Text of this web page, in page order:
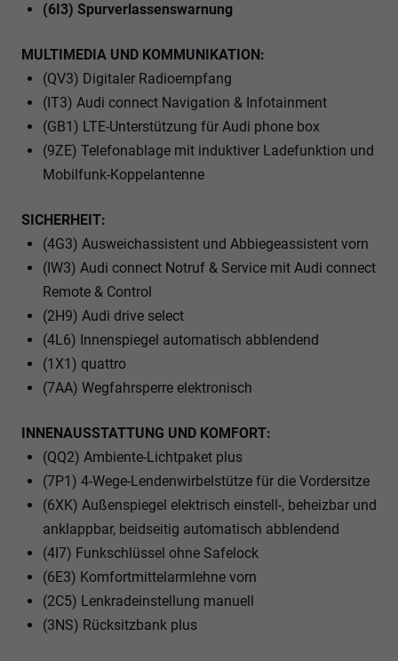
(6I3) Spurverlassenswarnung
MULTIMEDIA UND KOMMUNIKATION:
(QV3) Digitaler Radioempfang
(IT3) Audi connect Navigation & Infotainment
(GB1) LTE-Unterstützung für Audi phone box
(9ZE) Telefonablage mit induktiver Ladefunktion und
Mobilfunk-Koppelantenne
SICHERHEIT:
(4G3) Ausweichassistent und Abbiegeassistent vorn
(IW3) Audi connect Notruf & Service mit Audi connect
Remote & Control
(2H9) Audi drive select
(4L6) Innenspiegel automatisch abblendend
(1X1) quattro
(7AA) Wegfahrsperre elektronisch
INNENAUSSTATTUNG UND KOMFORT:
(QQ2) Ambiente-Lichtpaket plus
(7P1) 4-Wege-Lendenwirbelstütze für die Vordersitze
(6XK) Außenspiegel elektrisch einstell-, beheizbar und
anklappbar, beidseitig automatisch abblendend
(4I7) Funkschlüssel ohne Safelock
(6E3) Komfortmittelarmlehne vorn
(2C5) Lenkradeinstellung manuell
(3NS) Rücksitzbank plus